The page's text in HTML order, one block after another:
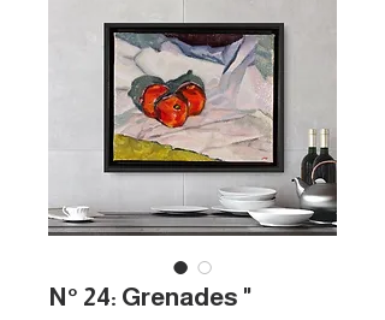
N° 24: Grenades "